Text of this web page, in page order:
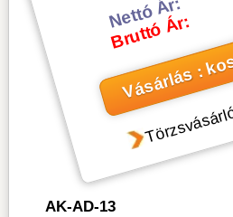
Nettó Ár:
Bruttó Ár:
Vásárlás :
AK-AD-13